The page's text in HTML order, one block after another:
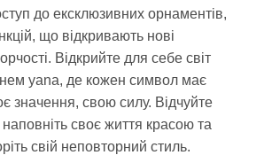
до ексклюзивних орнаментів,
що відкривають нові
Відкрийте для себе світ
yana, де кожен символ має
значення, свою силу. Відчуйте
наповніть своє життя красою та
свій неповторний стиль.